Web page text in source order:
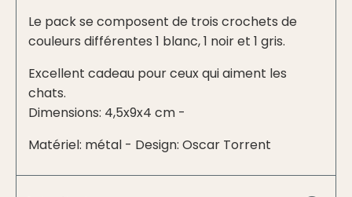
Le pack se composent de trois crochets de
couleurs différentes 1 blanc, 1 noir et 1 gris.
Excellent cadeau pour ceux qui aiment les
chats.
Dimensions: 4,5x9x4 cm -
Matériel: métal - Design: Oscar Torrent